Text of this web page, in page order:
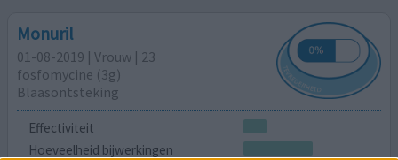
Monuril
01-08-2019 | Vrouw | 23
fosfomycine (3g)
Blaasontsteking
Effectiviteit
Hoeveelheid bijwerkingen